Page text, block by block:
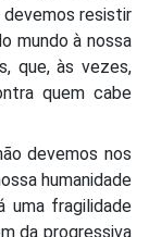
devemos resistir
mundo à nossa
que, às vezes,
quem cabe
devemos nos
humanidade
uma fragilidade
da progressiva